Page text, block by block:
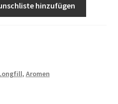
hinzufügen
, Aromen